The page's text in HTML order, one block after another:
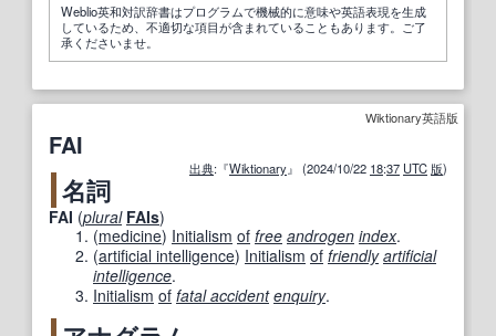
Weblio英和対訳辞書はプログラムで機械的に意味や英語表現を生成
しているため、不適切な項目が含まれていることもあります。ご了
承くださいませ。
Wiktionary英語版
FAI
出典:『Wiktionary』 (2024/10/22 18:37 UTC 版)
名詞
FAI (plural FAIs)
(medicine) Initialism of free androgen index.
(artificial intelligence) Initialism of friendly artificial
intelligence.
Initialism of fatal accident enquiry.